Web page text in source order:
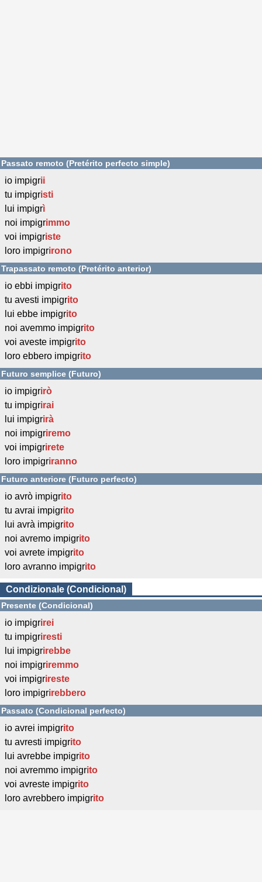
Passato remoto (Pretérito perfecto simple)
io impigrii
tu impigristi
lui impigrì
noi impigrimmo
voi impigriste
loro impigrirono
Trapassato remoto (Pretérito anterior)
io ebbi impigrito
tu avesti impigrito
lui ebbe impigrito
noi avemmo impigrito
voi aveste impigrito
loro ebbero impigrito
Futuro semplice (Futuro)
io impigrirò
tu impigrirai
lui impigrirà
noi impigriremo
voi impigrirete
loro impigriranno
Futuro anteriore (Futuro perfecto)
io avrò impigrito
tu avrai impigrito
lui avrà impigrito
noi avremo impigrito
voi avrete impigrito
loro avranno impigrito
Condizionale (Condicional)
Presente (Condicional)
io impigrirei
tu impigriresti
lui impigrirebbe
noi impigriremmo
voi impigrireste
loro impigrirebbero
Passato (Condicional perfecto)
io avrei impigrito
tu avresti impigrito
lui avrebbe impigrito
noi avremmo impigrito
voi avreste impigrito
loro avrebbero impigrito